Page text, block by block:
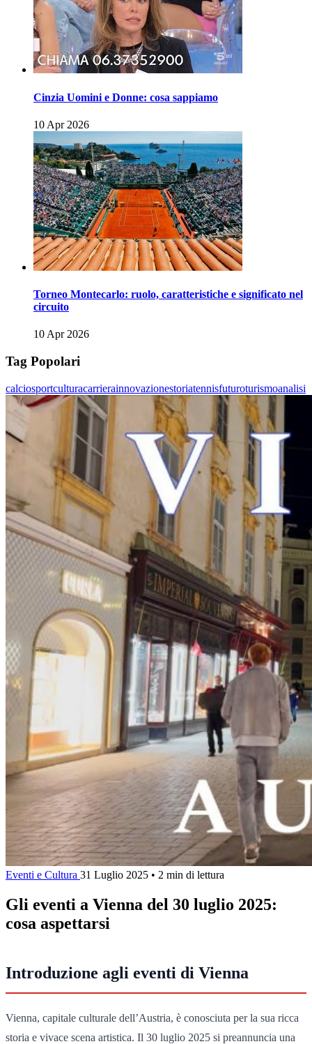
Cinzia Uomini e Donne: cosa sappiamo
10 Apr 2026
Torneo Montecarlo: ruolo, caratteristiche e significato nel
circuito
10 Apr 2026
Tag Popolari
calciosportculturacarrierainnovazionestoriatennisfuturoturismoanalisi
Eventi e Cultura 31 Luglio 2025 • 2 min di lettura
Gli eventi a Vienna del 30 luglio 2025:
cosa aspettarsi
Introduzione agli eventi di Vienna
Vienna, capitale culturale dell’Austria, è conosciuta per la sua ricca
storia e vivace scena artistica. Il 30 luglio 2025 si preannuncia una